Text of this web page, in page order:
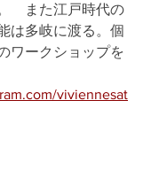
　また江戸時代の
は多岐に渡る。個
ワークショップを
viviennesat